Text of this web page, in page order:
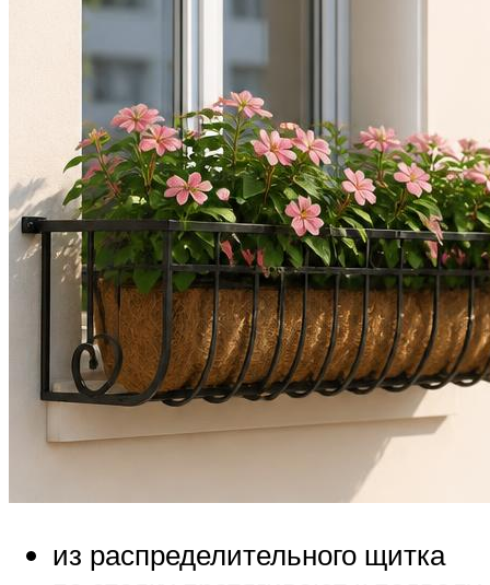
из распределительного щитка